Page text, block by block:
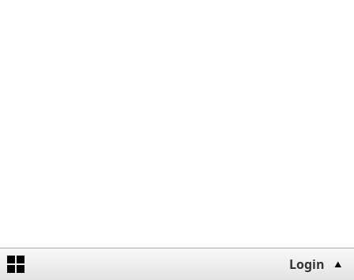
Login